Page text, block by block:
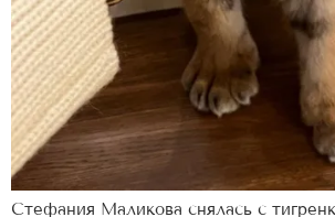
Стефания Маликова снялась с